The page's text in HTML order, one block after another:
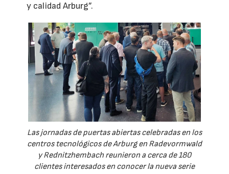
y calidad Arburg”.
Las jornadas de puertas abiertas celebradas en los
centros tecnológicos de Arburg en Radevormwald
y Rednitzhembach reunieron a cerca de 180
clientes interesados en conocer la nueva serie